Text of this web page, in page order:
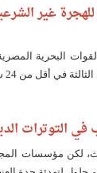
غير
البحرية
في أقل من 24 ساعة.
التوترات
لكن مؤسسات